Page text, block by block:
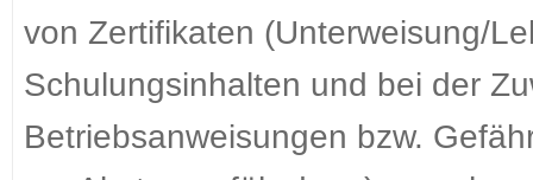
von Zertifikaten (Unterweisung/
Schulungsinhalten und bei der
Betriebsanweisungen bzw.